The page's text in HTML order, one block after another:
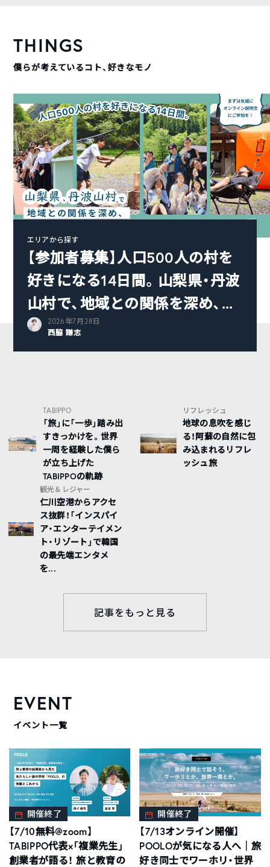
THINGS
僕らが考えているコト、好きなモノ
エリアから探す
【参加者募集】人口500人の村を
好きになる14日間。山梨県・丹波
山村で、地域との関係を深め、...
2026年7月28日
西脇 謙志
TABIPPO
「旅」に「一歩」踏み出
すきっかけを。世界
一周を経験した僕ら
が立ち上げた
TABIPPOの軌跡
リフレッシュ
地球の息吹を感じ
る！阿蘇の自然に包
み込まれるリフレ
ッシュ旅
観光＆レジャー
仁川空港からアクセ
ス抜群！「インスパイ
ア・エンターテイメン
ト・リゾート」で韓国
の最先端エンタメ
を...
記事をもっと見る
EVENT
イベント一覧
開催終了
【7/10無料@zoom】
TABIPPO代表×「複業先生」
創業者が語る！ 旅と教育の
開催終了
【7/13オンライン開催】
POOLOが気になる人へ｜旅
好き同士でワーホリ・世界